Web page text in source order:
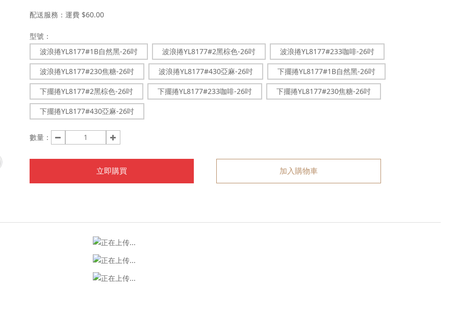
配送服務： 運費 $60.00
型號：
波浪捲YL8177#1B自然黑-26吋
波浪捲YL8177#2黑棕色-26吋 波浪捲YL8177#233咖啡-26吋
波浪捲YL8177#230焦糖-26吋 波浪捲YL8177#430亞麻-26吋 下擺捲YL8177#1B自然黑-26吋
下擺捲YL8177#2黑棕色-26吋 下擺捲YL8177#233咖啡-26吋 下擺捲YL8177#230焦糖-26吋
下擺捲YL8177#430亞麻-26吋
數量：
立即購買 加入購物車